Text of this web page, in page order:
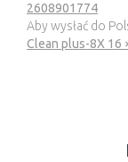
2608901774
Aby wysłać do
Clean plus-8X 16